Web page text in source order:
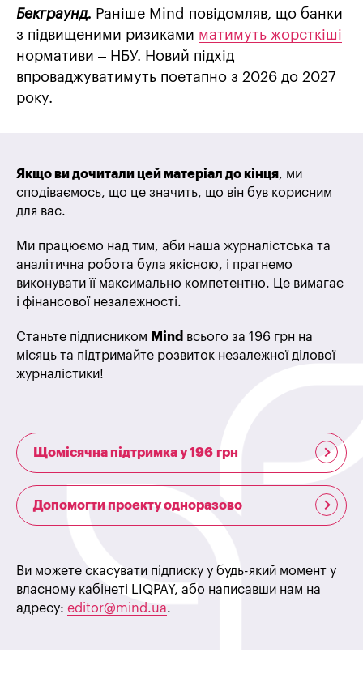
Бекграунд. Раніше Mind повідомляв, що банки
з підвищеними ризиками матимуть жорсткіші
нормативи – НБУ. Новий підхід
впроваджуватимуть поетапно з 2026 до 2027
року.
Якщо ви дочитали цей матеріал до кінця, ми
сподіваємось, що це значить, що він був корисним
для вас.
Ми працюємо над тим, аби наша журналістська та
аналітична робота була якісною, і прагнемо
виконувати її максимально компетентно. Це вимагає
і фінансової незалежності.
Станьте підписником Mind всього за 196 грн на
місяць та підтримайте розвиток незалежної ділової
журналістики!
Щомісячна підтримка у 196 грн
Допомогти проекту одноразово
Ви можете скасувати підписку у будь-який момент у
власному кабінеті LIQPAY, або написавши нам на
адресу: editor@mind.ua.